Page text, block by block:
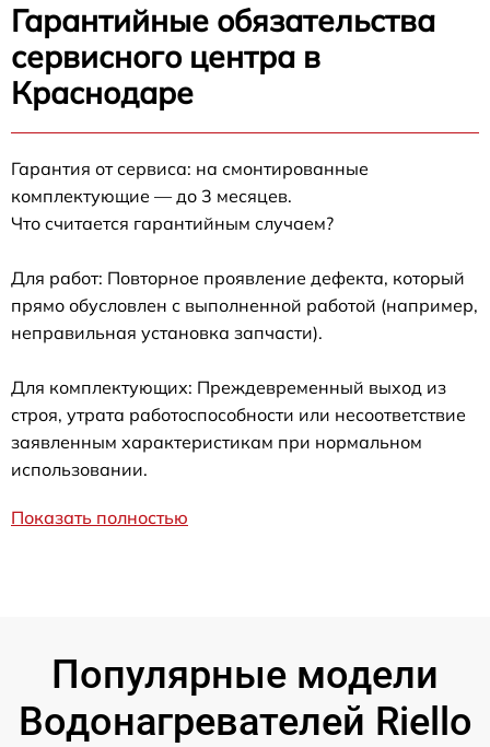
Гарантийные обязательства
сервисного центра в
Краснодаре
Гарантия от сервиса: на смонтированные
комплектующие — до 3 месяцев.
Что считается гарантийным случаем?
Для работ: Повторное проявление дефекта, который
прямо обусловлен с выполненной работой (например,
неправильная установка запчасти).
Для комплектующих: Преждевременный выход из
строя, утрата работоспособности или несоответствие
заявленным характеристикам при нормальном
использовании.
Показать полностью
Популярные модели
Водонагревателей Riello